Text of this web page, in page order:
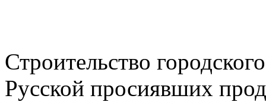
Строительство
Русской просиявших